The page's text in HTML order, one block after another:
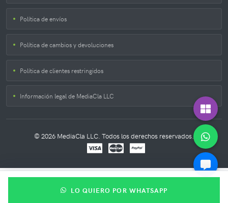
LO QUIERO POR WHATSAPP
Política de envíos
Política de cambios y devoluciones
Política de clientes restringidos
Información legal de MediaCla LLC
© 2026 MediaCla LLC. Todos los derechos reservados.